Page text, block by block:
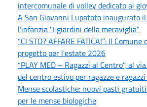
intercomunale di volley dedicato ai
A San Giovanni Lupatoto inaugurato
l'infanzia "I giardini della meraviglia"
“CI STO? AFFARE FATICA!”: Il
progetto per l'estate 2026
“PLAY MED – Ragazzi al Centro”, al
del centro estivo per ragazze e
Mense scolastiche: nuovi pasti
per le mense biologiche